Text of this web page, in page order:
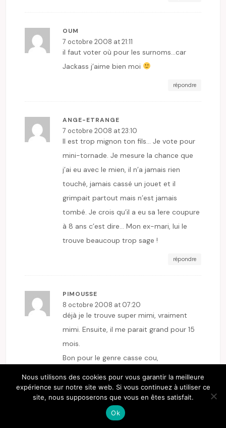
OUM
7 octobre 2008 at 21:11
il faut voter où pour les surnoms…car
Jackass j’aime bien moi
répondre
ANGE-ETRANGE
7 octobre 2008 at 23:10
Il est trop mignon ton fils… Je vote pour
mini-tornade. Je mesure la chance que
j’ai eu avec le mien, il n’a jamais rien
touché, jamais cassé un jouet et il
grimpait partout mais n’est jamais
tombé. Je crois qu’il a eu sa 1ere coupure
à 8 ans c’est dire… Mon ex-mari, lui le
trouve beaucoup trop sage !
répondre
PIMOUSSE
8 octobre 2008 at 07:20
déjà je le trouve super mimi, vraiment
mimi. Ensuite, il me parait grand pour 15
mois.
Bon pour le genre casse cou,
le deuxième en fait toujours plus que le
premier. J’aime bien jack ass, également
le surnom de mon neveu (le 2eme) qui ne
Nous utilisons des cookies pour vous garantir la meilleure
expérience sur notre site web. Si vous continuez à utiliser ce
site, nous supposerons que vous en êtes satisfait.
Ok